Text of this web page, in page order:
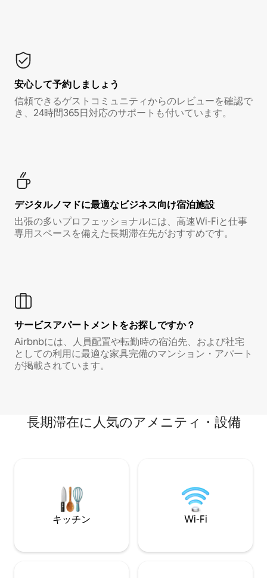
安心して予約しましょう
信頼できるゲストコミュニティからのレビューを確認で
き、24時間365日対応のサポートも付いています。
デジタルノマド⁠に最⁠適⁠なビ⁠ジ⁠ネ⁠ス⁠向⁠け宿⁠泊⁠施⁠設
出張の多いプロフェッショナルには、高速Wi-Fiと仕事
専用スペースを備えた長期滞在先がおすすめです。
サービスアパートメントをお探しですか？
Airbnbには、人員配置や転勤時の宿泊先、および社宅
としての利用に最適な家具完備のマンション・アパート
が掲載されています。
長期滞在に人気のアメニティ・設備
キッチン Wi-Fi